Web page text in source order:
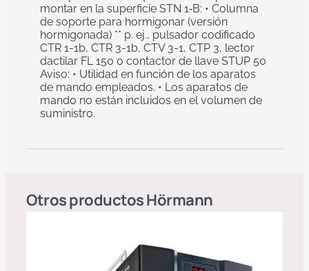
montar en la superficie STN 1‑B: • Columna
de soporte para hormigonar (versión
hormigonada) ** p. ej., pulsador codificado
CTR 1-1b, CTR 3-1b, CTV 3-1, CTP 3, lector
dactilar FL 150 o contactor de llave STUP 50
Aviso: • Utilidad en función de los aparatos
de mando empleados. • Los aparatos de
mando no están incluidos en el volumen de
suministro.
Otros productosHörmann